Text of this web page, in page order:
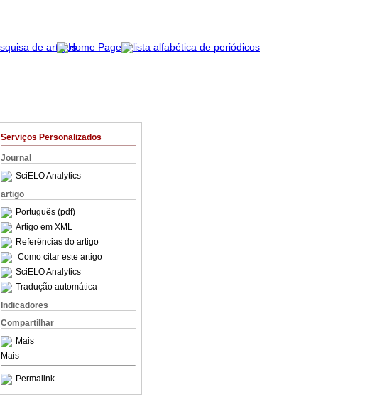
Serviços Personalizados
Journal
SciELO Analytics
artigo
Português (pdf)
Artigo em XML
Referências do artigo
Como citar este artigo
SciELO Analytics
Tradução automática
Indicadores
Compartilhar
Mais
Mais
Permalink